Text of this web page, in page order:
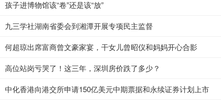
孩子进博物馆该“卷”还是该“放”
九三学社湖南省委会到湘潭开展专项民主监督
何超琼出席富商曾文豪家宴，干女儿曾昭仪和妈妈开心合影
高位站岗亏哭了！这三年，深圳房价跌了多少？
中化香港向港交所申请150亿美元中期票据和永续证券计划上市